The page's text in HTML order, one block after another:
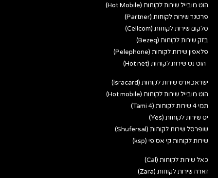
הוט מובייל שירות לקוחות (Hot Mobile)
פרטנר שירות לקוחות (Partner)
סלקום שירות לקוחות (Cellcom)
בזק שירות לקוחות (Bezeq)
פלאפון שירות לקוחות (Pelephone)
הוט נט שירות לקוחות (Hot net)
ישראכארט שירות לקוחות (Isracard)
הוט מובייל שירות לקוחות (Hot mobile)
תמי 4 שירות לקוחות (Tami 4)
יס שירות לקוחות (Yes)
שופרסל שירות לקוחות (Shufersal)
שירות לקוחות קי אס פי (ksp)
כאל שירות לקוחות (Cal)
זארה שירות לקוחות (Zara)